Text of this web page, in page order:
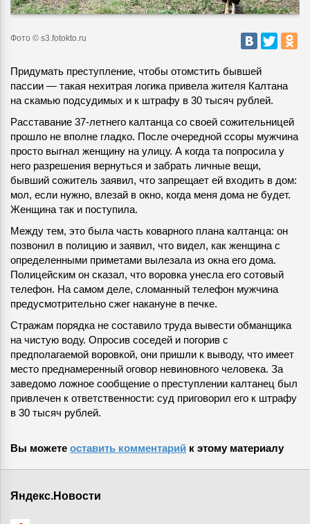
Фото © s3.fotokto.ru
Придумать преступление, чтобы отомстить бывшей
пассии — такая нехитрая логика привела жителя Калтана
на скамью подсудимых и к штрафу в 30 тысяч рублей.
Расставание 37-летнего калтанца со своей сожительницей
прошло не вполне гладко. После очередной ссоры мужчина
просто выгнал женщину на улицу. А когда та попросила у
него разрешения вернуться и забрать личные вещи,
бывший сожитель заявил, что запрещает ей входить в дом:
мол, если нужно, влезай в окно, когда меня дома не будет.
Женщина так и поступила.
Между тем, это была часть коварного плана калтанца: он
позвонил в полицию и заявил, что видел, как женщина с
определенными приметами вылезала из окна его дома.
Полицейским он сказал, что воровка унесла его сотовый
телефон. На самом деле, сломанный телефон мужчина
предусмотрительно сжег накануне в печке.
Стражам порядка не составило труда вывести обманщика
на чистую воду. Опросив соседей и погорив с
предполагаемой воровкой, они пришли к выводу, что имеет
место преднамеренный оговор невиновного человека. За
заведомо ложное сообщение о преступлении калтанец был
привлечен к ответственности: суд приговорил его к штрафу
в 30 тысяч рублей.
Вы можете оставить комментарий к этому материалу
Яндекс.Новости